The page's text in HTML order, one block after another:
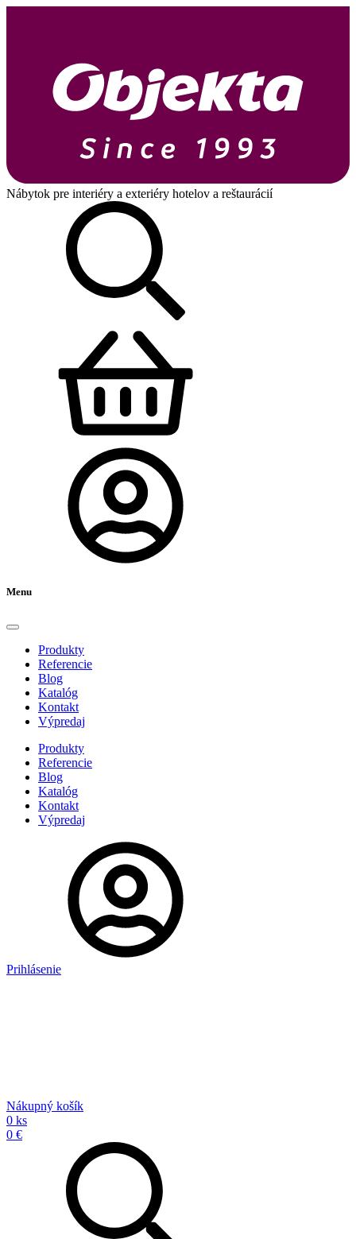
Nábytok pre interiéry a exteriéry hotelov a reštaurácií
Menu
Produkty
Referencie
Blog
Katalóg
Kontakt
Výpredaj
Produkty
Referencie
Blog
Katalóg
Kontakt
Výpredaj
Prihlásenie
Nákupný košík
0 ks
0 €